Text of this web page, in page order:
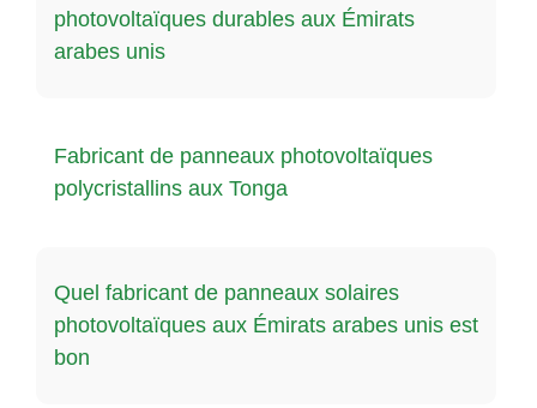
photovoltaïques durables aux Émirats
arabes unis
Fabricant de panneaux photovoltaïques
polycristallins aux Tonga
Quel fabricant de panneaux solaires
photovoltaïques aux Émirats arabes unis est
bon